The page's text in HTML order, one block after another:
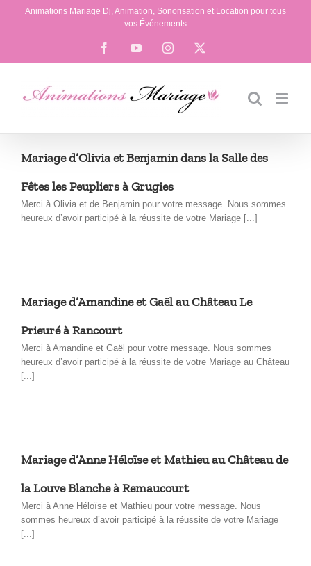
Passer
contenu
Animations Mariage Dj, Animation, Sonorisation et Location pour tous
vos Événements
FacebookYouTubeInstagram
Mariage d’Olivia et Benjamin dans la Salle des
Fêtes les Peupliers à Grugies
Merci à Olivia et de Benjamin pour votre message. Nous sommes
heureux d’avoir participé à la réussite de votre Mariage [...]
Mariage d’Amandine et Gaël au Château Le
Prieuré à Rancourt
Merci à Amandine et Gaël pour votre message. Nous sommes
heureux d’avoir participé à la réussite de votre Mariage au Château
[...]
Mariage d’Anne Héloïse et Mathieu au Château de
la Louve Blanche à Remaucourt
Merci à Anne Héloïse et Mathieu pour votre message. Nous
sommes heureux d’avoir participé à la réussite de votre Mariage
[...]